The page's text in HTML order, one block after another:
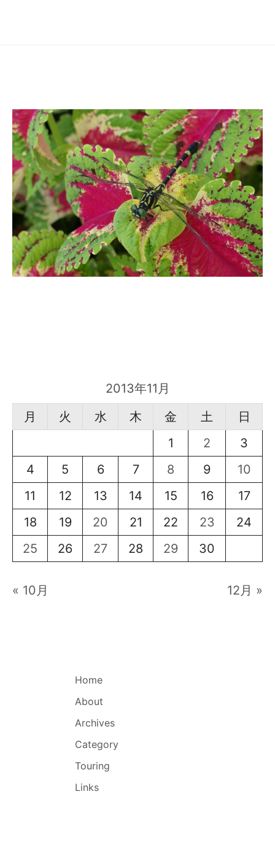
2013年11月
月
火 水 木 金 土
日
1
2
3
4
5 6 7 8 9
10
11
12 13 14 15 16
17
18
19 20 21 22 23
24
25
26 27 28 29 30
« 10月 12月 »
Home
About
Archives
Category
Touring
Links